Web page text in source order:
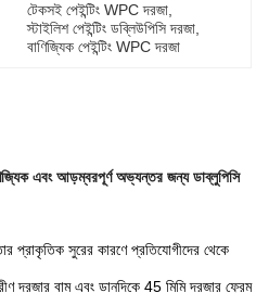
টেকসই পেইন্টিং WPC দরজা
স্টাইলিশ পেইন্টিং ডব্লিউপিসি দরজা
বাণিজ্যিক পেইন্টিং WPC দরজা
এবং আড়ম্বরপূর্ণ অভ্যন্তর জন্য ডাব্লুপিসি
প্রাকৃতিক সুরের কারণে প্রতিযোগীদের থেকে
দরজার বাম এবং ডানদিকে 45 মিমি দরজার ফ্রেম